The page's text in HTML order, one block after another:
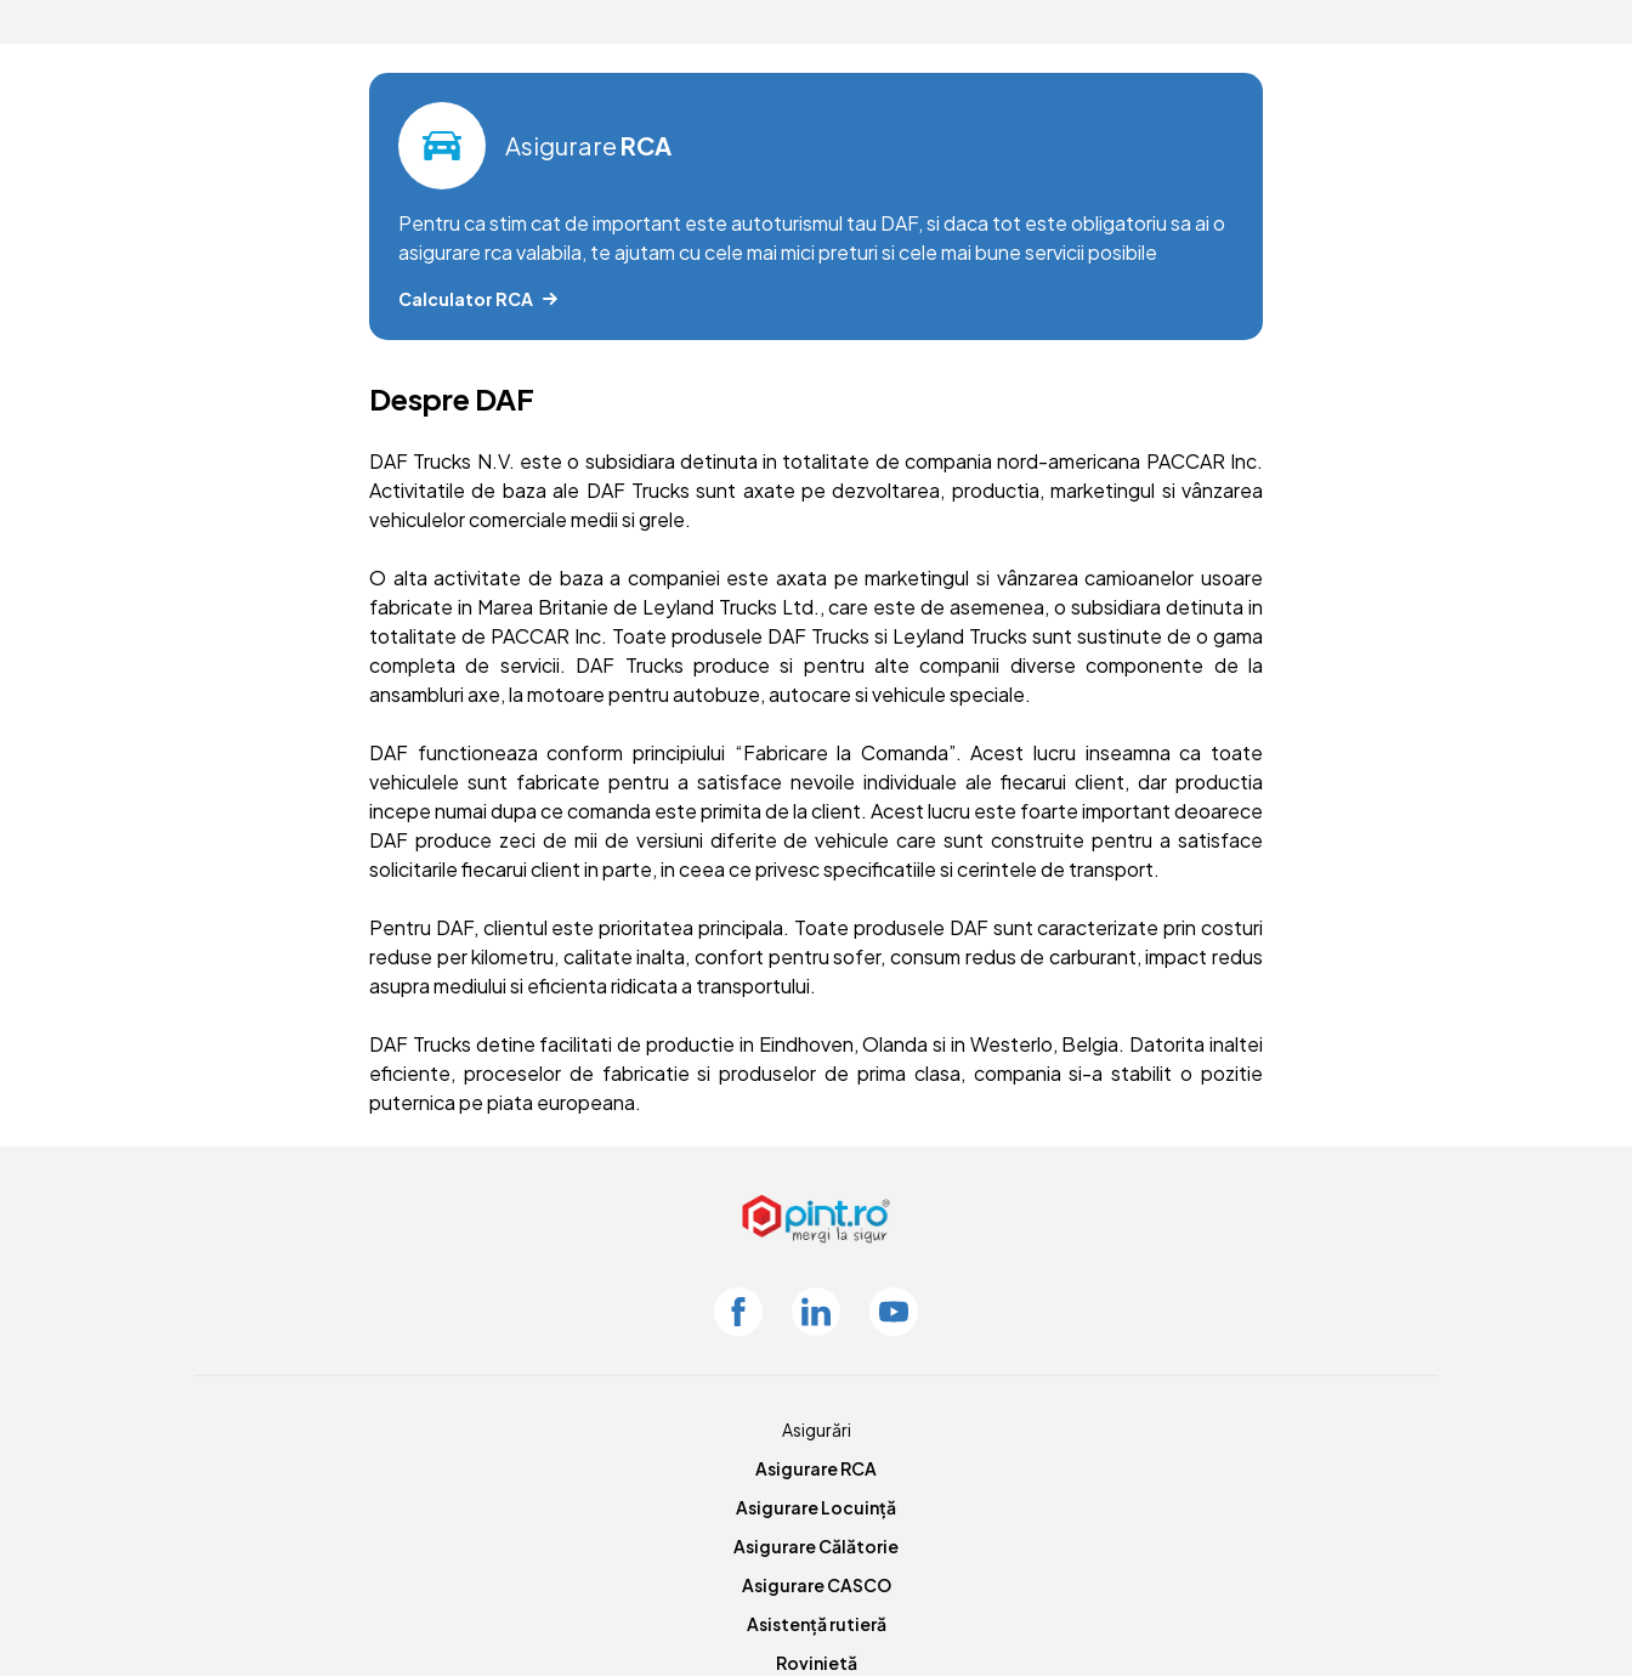
Asigurare RCA
Pentru ca stim cat de important este autoturismul tau DAF, si daca tot este obligatoriu sa ai o
asigurare rca valabila, te ajutam cu cele mai mici preturi si cele mai bune servicii posibile
Calculator RCA
Despre DAF
DAF Trucks N.V. este o subsidiara detinuta in totalitate de compania nord-americana PACCAR Inc.
Activitatile de baza ale DAF Trucks sunt axate pe dezvoltarea, productia, marketingul si vânzarea
vehiculelor comerciale medii si grele.
O alta activitate de baza a companiei este axata pe marketingul si vânzarea camioanelor usoare
fabricate in Marea Britanie de Leyland Trucks Ltd., care este de asemenea, o subsidiara detinuta in
totalitate de PACCAR Inc. Toate produsele DAF Trucks si Leyland Trucks sunt sustinute de o gama
completa de servicii. DAF Trucks produce si pentru alte companii diverse componente de la
ansambluri axe, la motoare pentru autobuze, autocare si vehicule speciale.
DAF functioneaza conform principiului “Fabricare la Comanda”. Acest lucru inseamna ca toate
vehiculele sunt fabricate pentru a satisface nevoile individuale ale fiecarui client, dar productia
incepe numai dupa ce comanda este primita de la client. Acest lucru este foarte important deoarece
DAF produce zeci de mii de versiuni diferite de vehicule care sunt construite pentru a satisface
solicitarile fiecarui client in parte, in ceea ce privesc specificatiile si cerintele de transport.
Pentru DAF, clientul este prioritatea principala. Toate produsele DAF sunt caracterizate prin costuri
reduse per kilometru, calitate inalta, confort pentru sofer, consum redus de carburant, impact redus
asupra mediului si eficienta ridicata a transportului.
DAF Trucks detine facilitati de productie in Eindhoven, Olanda si in Westerlo, Belgia. Datorita inaltei
eficiente, proceselor de fabricatie si produselor de prima clasa, compania si-a stabilit o pozitie
puternica pe piata europeana.
FacebookLinkedin Youtube
Asigurări
Asigurare RCA
Asigurare Locuință
Asigurare Călătorie
Asigurare CASCO
Asistență rutieră
Rovinietă